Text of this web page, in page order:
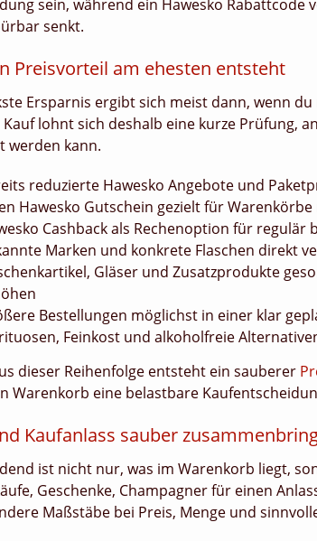
sein, während ein Hawesko
senkt.
Preisvorteil am ehesten entsteht
Ersparnis ergibt sich meist dann, wenn
lohnt sich deshalb eine kurze Prüfung,
werden kann.
reduzierte Hawesko Angebote und
Hawesko Gutschein gezielt für
Cashback als Rechenoption für regulär
Marken und konkrete Flaschen direkt
Gläser und Zusatzprodukte
Bestellungen möglichst in einer klar
Feinkost und alkoholfreie
dieser Reihenfolge entsteht ein sauberer
Warenkorb eine belastbare
Kaufanlass sauber
ist nicht nur, was im Warenkorb liegt,
Geschenke, Champagner für einen
Maßstäbe bei Preis, Menge und